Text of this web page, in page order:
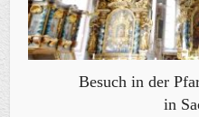
Besuch in der
in